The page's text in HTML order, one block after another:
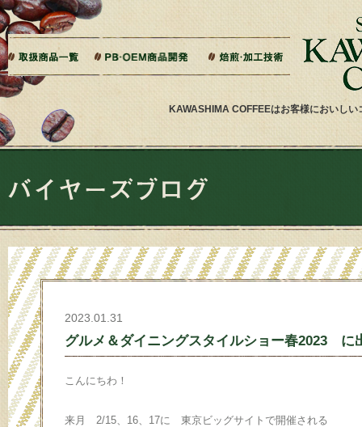
KAWASHIMA COFFEEはお客様においし
本文へジャンプ
ドリップバッグ加工
ティーバッグ加工
リキッドコーヒー加工
オーダー焙煎
パッケージデザイン・印刷
2023.01.31
グルメ＆ダイニングスタイルショー春2023 に
こんにちわ！
来月 2/15、16、17に 東京ビッグサイトで開催される